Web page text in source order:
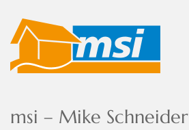
msi – Mike Schneider